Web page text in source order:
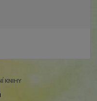
KNIHY